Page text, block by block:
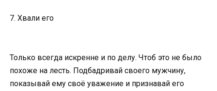
7. Хвали его
Только всегда искренне и по делу. Чтоб это не было
похоже на лесть. Подбадривай своего мужчину,
показывай ему своё уважение и признавай его